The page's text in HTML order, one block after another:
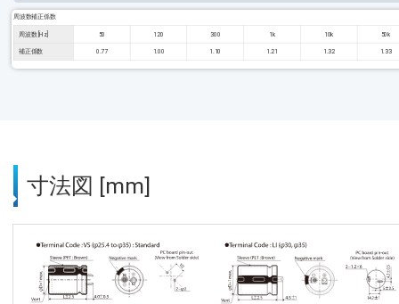
周波数補正係数
周波数 [Hz] 50 120 300 1k 10k 50k
補正係数 0.77 1.00 1.10 1.21 1.32 1.33
寸法図 [mm]